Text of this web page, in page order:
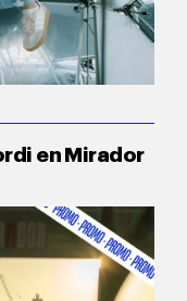
en Mirador